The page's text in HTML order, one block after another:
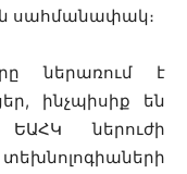
սահմանափակ։
ներառում է
ինչպիսիք են
ԵԱՀԿ ներուժի